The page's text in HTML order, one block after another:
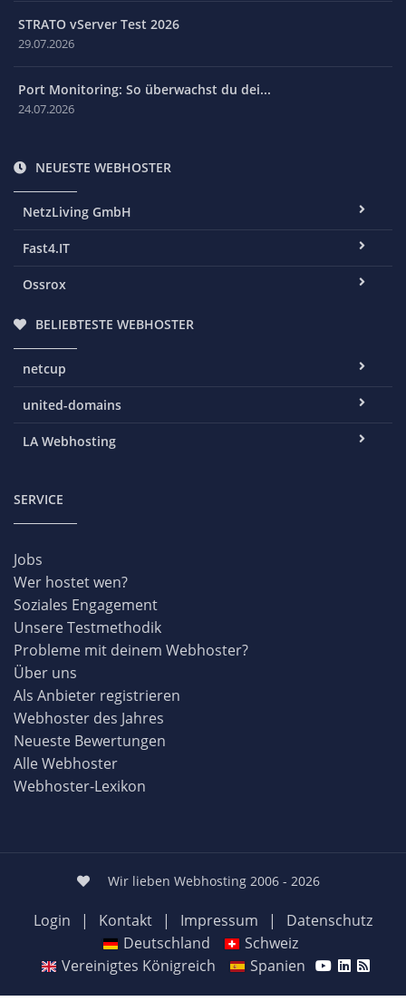
STRATO vServer Test 2026
29.07.2026
Port Monitoring: So überwachst du dei...
24.07.2026
NEUESTE WEBHOSTER
NetzLiving GmbH
Fast4.IT
Ossrox
BELIEBTESTE WEBHOSTER
netcup
united-domains
LA Webhosting
SERVICE
Jobs
Wer hostet wen?
Soziales Engagement
Unsere Testmethodik
Probleme mit deinem Webhoster?
Über uns
Als Anbieter registrieren
Webhoster des Jahres
Neueste Bewertungen
Alle Webhoster
Webhoster-Lexikon
Wir lieben Webhosting 2006 - 2026
Login | Kontakt | Impressum |
Datenschutz
Deutschland
Schweiz
Vereinigtes Königreich
Spanien